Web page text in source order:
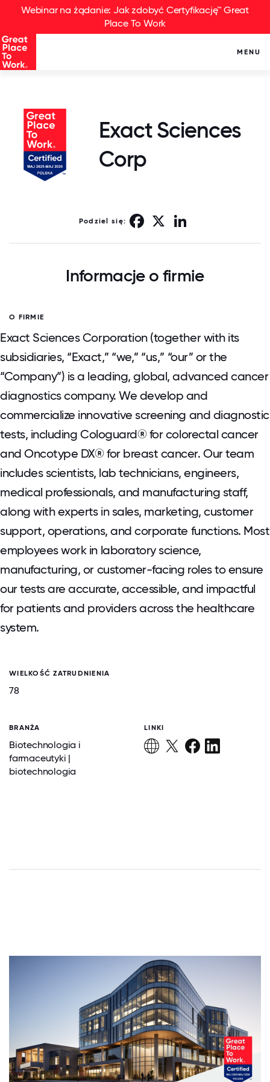
Webinar na żądanie: Jak zdobyć Certyfikację™ Great
Place To Work
MENU
Exact Sciences
Corp
Podziel się: Facebook
Informacje o firmie
O FIRMIE
Exact Sciences Corporation (together with its
subsidiaries, “Exact,” “we,” “us,” “our” or the
“Company”) is a leading, global, advanced cancer
diagnostics company. We develop and
commercialize innovative screening and diagnostic
tests, including Cologuard® for colorectal cancer
and Oncotype DX® for breast cancer. Our team
includes scientists, lab technicians, engineers,
medical professionals, and manufacturing staff,
along with experts in sales, marketing, customer
support, operations, and corporate functions. Most
employees work in laboratory science,
manufacturing, or customer-facing roles to ensure
our tests are accurate, accessible, and impactful
for patients and providers across the healthcare
system.
WIELKOŚĆ ZATRUDNIENIA
78
BRANŻA
Biotechnologia i
farmaceutyki |
biotechnologia
LINKI